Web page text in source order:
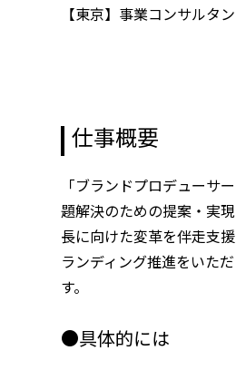
【東京】事業コンサルタ
仕事概要
「ブランドプロデューサ
題解決のための提案・実
長に向けた変革を伴走支
ランディング推進をいた
す。
●具体的には